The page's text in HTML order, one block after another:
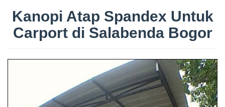
Kanopi Atap Spandex Untuk
Carport di Salabenda Bogor